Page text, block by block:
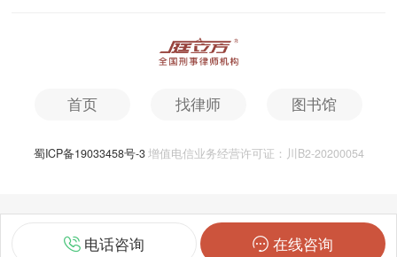
电话咨询 在线咨询
首页 找律师 图书馆
蜀ICP备19033458号-3增值电信业务经营许可证：川B2-20200054